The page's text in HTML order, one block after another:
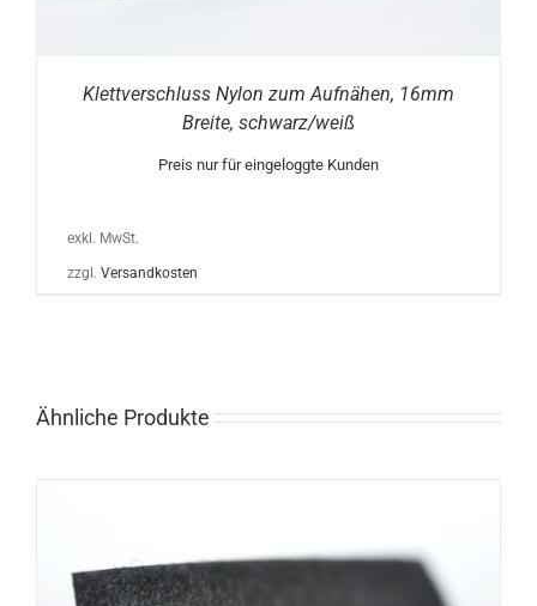
Klettverschluss Nylon zum Aufnähen, 16mm
Breite, schwarz/weiß
Preis nur für eingeloggte Kunden
exkl. MwSt.
zzgl. Versandkosten
Ähnliche Produkte